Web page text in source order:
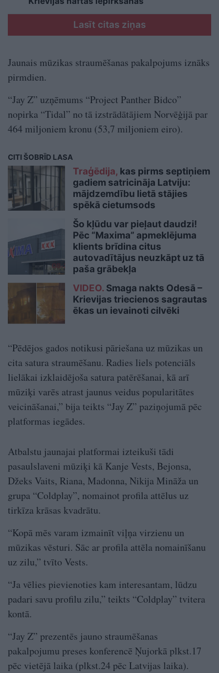
Lasīt citas ziņas
Jaunais mūzikas straumēšanas pakalpojums iznāks
pirmdien.
“Jay Z” uzņēmums “Project Panther Bidco”
nopirka “Tidal” no tā izstrādātājiem Norvēģijā par
464 miljoniem kronu (53,7 miljoniem eiro).
CITI ŠOBRĪD LASA
Traģēdija, kas pirms septiņiem
gadiem satricināja Latviju:
mājdzemdību lietā stājies
spēkā cietumsods
Šo kļūdu var pieļaut daudzi!
Pēc “Maxima” apmeklējuma
klients brīdina citus
autovadītājus neuzkāpt uz tā
paša grābekļa
VIDEO. Smaga nakts Odesā –
Krievijas triecienos sagrautas
ēkas un ievainoti cilvēki
“Pēdējos gados notikusi pāriešana uz mūzikas un
cita satura straumēšanu. Radies liels potenciāls
lielākai izklaidējoša satura patērēšanai, kā arī
mūziķi varēs atrast jaunus veidus popularitātes
veicināšanai,” bija teikts “Jay Z” paziņojumā pēc
platformas iegādes.
Atbalstu jaunajai platformai izteikuši tādi
pasaulslaveni mūziķi kā Kanje Vests, Bejonsa,
Džeks Vaits, Riana, Madonna, Nikija Mināža un
grupa “Coldplay”, nomainot profila attēlus uz
tirkīza krāsas kvadrātu.
“Kopā mēs varam izmainīt viļņa virzienu un
mūzikas vēsturi. Sāc ar profila attēla nomainīšanu
uz zilu,” tvīto Vests.
“Ja vēlies pievienoties kam interesantam, lūdzu
padari savu profilu zilu,” teikts “Coldplay” tvitera
kontā.
“Jay Z” prezentēs jauno straumēšanas
pakalpojumu preses konferencē Ņujorkā plkst.17
pēc vietējā laika (plkst.24 pēc Latvijas laika).